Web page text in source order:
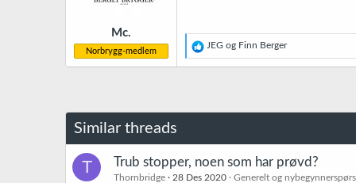
Mc.
Norbrygg-medlem
R
e
a
e
r
JEG og Finn Berger
Similar threads
T Trub stopper, noen som har prøvd?
Thornbridge 28 Des 2020 Generelt og